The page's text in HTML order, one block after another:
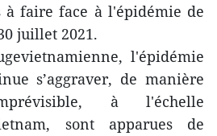
à faire face à l'épidémie de
juillet 2021.
l'épidémie
s’aggraver, de manière
à l'échelle
sont apparues de